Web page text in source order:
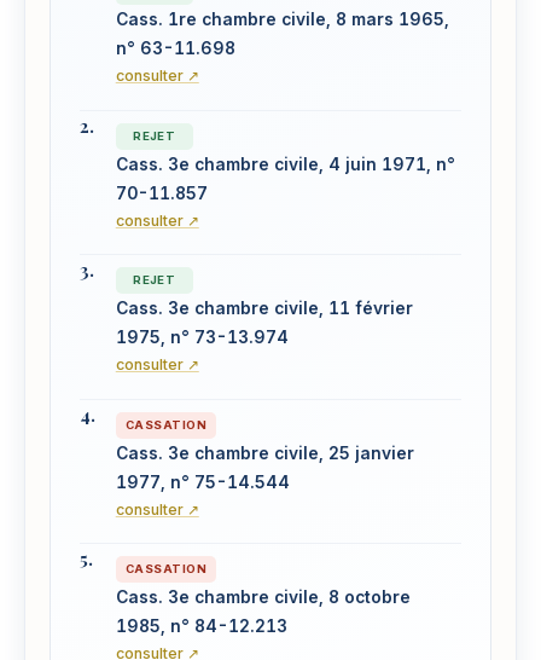
Cass. 1re chambre civile, 8 mars 1965,
n° 63-11.698
consulter ↗
REJET
Cass. 3e chambre civile, 4 juin 1971, n°
70-11.857
consulter ↗
REJET
Cass. 3e chambre civile, 11 février
1975, n° 73-13.974
consulter ↗
CASSATION
Cass. 3e chambre civile, 25 janvier
1977, n° 75-14.544
consulter ↗
CASSATION
Cass. 3e chambre civile, 8 octobre
1985, n° 84-12.213
consulter ↗